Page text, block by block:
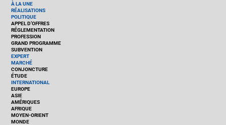
À LA UNE
RÉALISATIONS
POLITIQUE
APPEL D’OFFRES
RÉGLEMENTATION
PROFESSION
GRAND PROGRAMME
SUBVENTION
EXPERT
MARCHÉ
CONJONCTURE
ÉTUDE
INTERNATIONAL
EUROPE
ASIE
AMÉRIQUES
AFRIQUE
MOYEN-ORIENT
MONDE